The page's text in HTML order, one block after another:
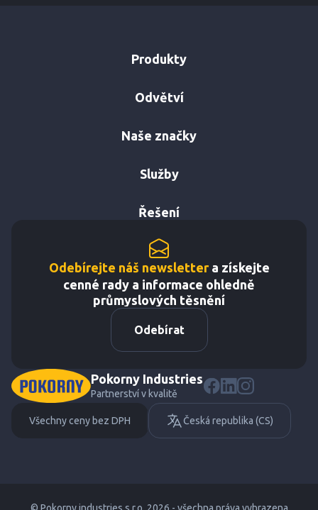
Produkty
Odvětví
Naše značky
Služby
Řešení
Odebírejte náš newslettera získejte
cenné rady a informace ohledně
průmyslových těsnění
Odebírat
Pokorny Industries
Partnerství v kvalitě
Všechny ceny bez DPH Česká republika (CS)